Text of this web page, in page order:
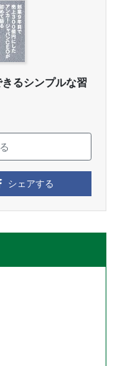
るシンプルな習
シェアする